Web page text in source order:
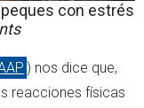
con estrés
) nos dice que,
reacciones físicas